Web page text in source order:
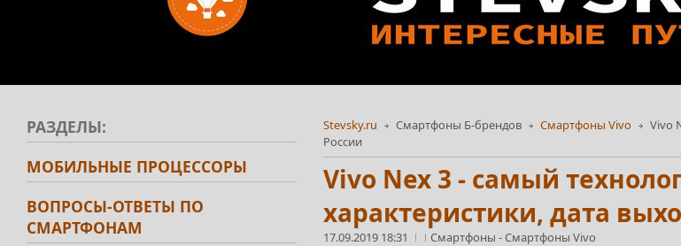
Stevsky.ru Смартфоны Б-брендов Смартфоны Vivo
Vivo
России
Vivo Nex 3 - самый
характеристики, дата
17.09.2019 18:31 Смартфоны -Смартфоны Vivo
РАЗДЕЛЫ:
МОБИЛЬНЫЕ ПРОЦЕССОРЫ
ВОПРОСЫ-ОТВЕТЫ ПО
СМАРТФОНАМ